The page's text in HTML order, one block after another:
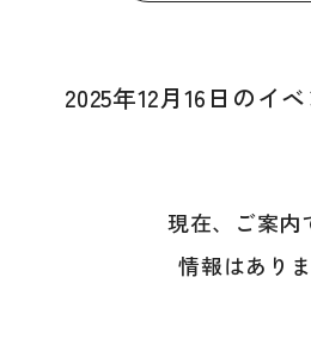
2025年12月16日のイ
現在、ご案内
情報はあり